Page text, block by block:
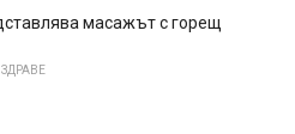
масажът с горещ